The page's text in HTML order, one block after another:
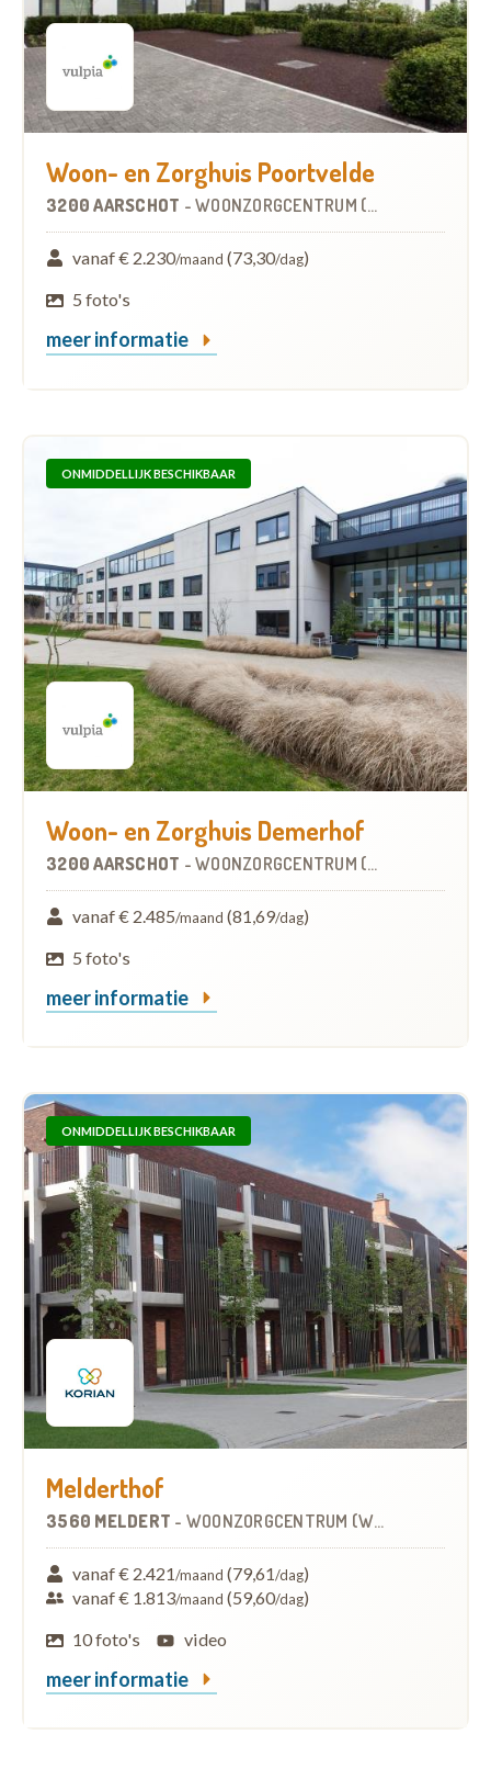
Woon- en Zorghuis Poortvelde
3200 AARSCHOT - WOONZORGCENTRUM (WZC)
vanaf € 2.230/maand (73,30/dag)
5 foto's
meer informatie
ONMIDDELLIJK BESCHIKBAAR
Woon- en Zorghuis Demerhof
3200 AARSCHOT - WOONZORGCENTRUM (WZC)
vanaf € 2.485/maand (81,69/dag)
5 foto's
meer informatie
ONMIDDELLIJK BESCHIKBAAR
Melderthof
3560 MELDERT - WOONZORGCENTRUM (WZC)
vanaf € 2.421/maand (79,61/dag)
vanaf € 1.813/maand (59,60/dag)
10 foto's
video
meer informatie